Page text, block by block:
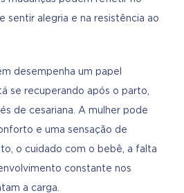
sentir alegria e na resistência ao
desempenha um papel
se recuperando após o parto,
de cesariana. A mulher pode
e uma sensação de
o cuidado com o bebê, a falta
constante nos
a carga.